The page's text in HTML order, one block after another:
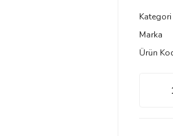
Kategori
Marka
Ürün